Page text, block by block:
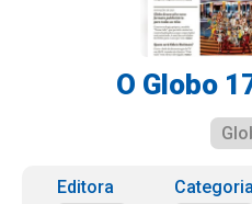
O Globo
Editora
Categoria